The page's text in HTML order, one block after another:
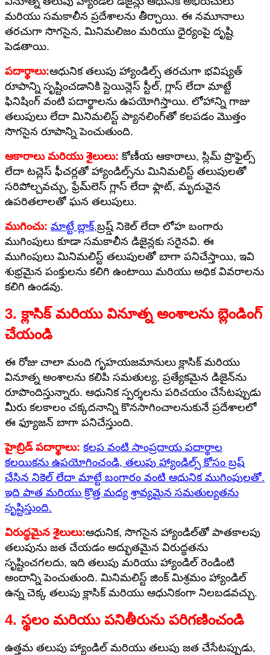
మరియు సమకాలీన ప్రదేశాలను తీర్చాయి. ఈ నమూనాలు
తరచుగా సొగసైన, మినిమలిజం మరియు ధైర్యంపై దృష్టి
పెడతాయి.
పదార్థాలు:ఆధునిక తలుపు హ్యాండిల్స్ తరచుగా భవిష్యత్
రూపాన్ని సృష్టించడానికి స్టెయిన్లెస్ స్టీల్, గ్లాస్ లేదా మాట్టే
ఫినిషింగ్ వంటి పదార్థాలను ఉపయోగిస్తాయి. లోహాన్ని గాజు
తలుపులు లేదా మినిమలిస్ట్ ప్యానలింగ్‌తో కలపడం మొత్తం
సొగసైన రూపాన్ని పెంచుతుంది.
ఆకారాలు మరియు శైలులు: కోణీయ ఆకారాలు, స్లిమ్ ప్రొఫైల్స్
లేదా టచ్లెస్ ఫీచర్లతో హ్యాండిల్స్‌ను మినిమలిస్ట్ తలుపులతో
సరిపోల్చవచ్చు, ఫ్రేమ్‌లెస్ గ్లాస్ లేదా ఫ్లాట్, మృదువైన
ఉపరితలాలతో ఘన తలుపులు.
ముగించు: మాట్టే బ్లాక్,బ్రష్డ్ నికెల్ లేదా లోహ బంగారు
ముగింపులు కూడా సమకాలీన డిజైన్లకు సరైనవి. ఈ
ముగింపులు మినిమలిస్ట్ తలుపులతో బాగా పనిచేస్తాయి, ఇవి
శుభ్రమైన పంక్తులను కలిగి ఉంటాయి మరియు అధిక వివరాలను
కలిగి ఉండవు.
3. క్లాసిక్ మరియు వినూత్న అంశాలను బ్లెండింగ్
చేయండి
ఈ రోజు చాలా మంది గృహయజమానులు క్లాసిక్ మరియు
వినూత్న అంశాలను కలిపి సమతుల్య, ప్రత్యేకమైన డిజైన్‌ను
రూపొందిస్తున్నారు. ఆధునిక స్పర్శలను పరిచయం చేసేటప్పుడు
మీరు కలకాలం చక్కదనాన్ని కొనసాగించాలనుకునే ప్రదేశాలలో
ఈ ఫ్యూజన్ బాగా పనిచేస్తుంది.
హైబ్రిడ్ పదార్థాలు: కలప వంటి సాంప్రదాయ పదార్థాల
కలయికను ఉపయోగించండి, తలుపు హ్యాండిల్స్ కోసం బ్రష్
చేసిన నికెల్ లేదా మాట్టే బంగారం వంటి ఆధునిక ముగింపులతో.
ఇది పాత మరియు క్రొత్త మధ్య శ్రావ్యమైన సమతుల్యతను
సృష్టిస్తుంది.
విరుద్ధమైన శైలులు:ఆధునిక, సొగసైన హ్యాండిల్‌తో పాతకాలపు
తలుపును జత చేయడం అద్భుతమైన విరుద్ధతను
సృష్టించగలదు, ఇది తలుపు మరియు హ్యాండిల్ రెండింటి
అందాన్ని పెంచుతుంది. మినిమలిస్ట్ జింక్ మిశ్రమం హ్యాండిల్
ఉన్న చెక్క తలుపు క్లాసిక్ మరియు ఆధునికంగా నిలబడవచ్చు.
4. స్థలం మరియు పనితీరును పరిగణించండి
ఉత్తమ తలుపు హ్యాండిల్ మరియు తలుపు జత చేసేటప్పుడు,